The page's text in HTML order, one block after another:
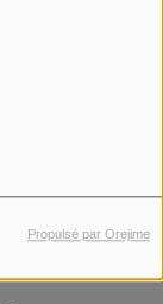
Propulsé par Orejime
DE
YORK AVEC